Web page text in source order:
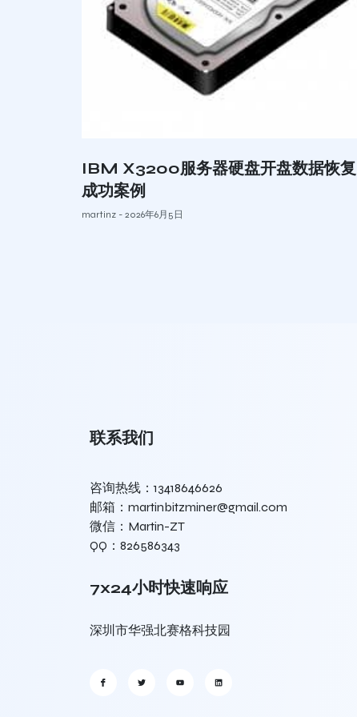
IBM X3200服务器硬盘开盘数据恢复
成功案例
martinz 2026年6月5日
联系我们
咨询热线：13418646626
邮箱：martinbitzminer@gmail.com
微信：Martin-ZT
QQ：826586343
7x24小时快速响应
深圳市华强北赛格科技园